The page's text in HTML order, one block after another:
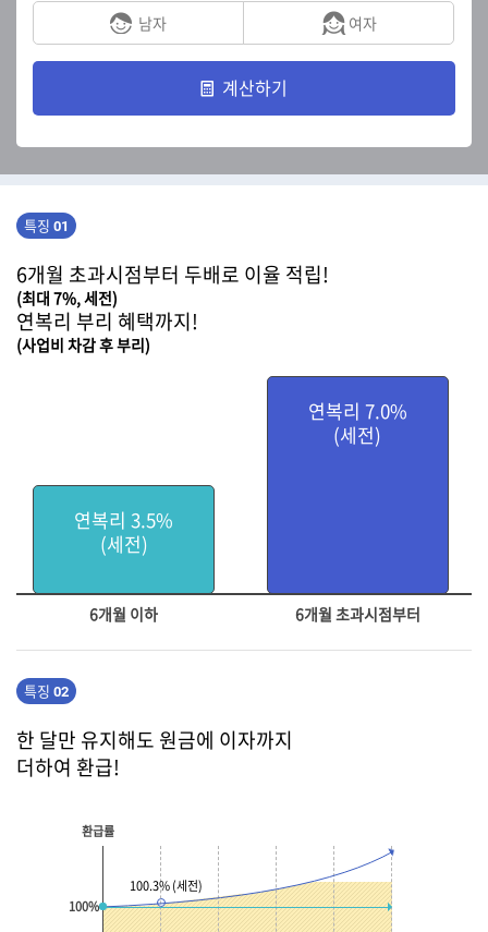
험
남자 여자
계산하기
특징 01
6개월 초과시점부터 두배로 이율 적립!
(최대 7%, 세전)
연복리 부리 혜택까지!
(사업비 차감 후 부리)
연복리 3.5%
(세전)
6개월 이하
연복리 7.0%
(세전)
6개월 초과시점부터
특징 02
한 달만 유지해도 원금에 이자까지
더하여 환급!
환급률
100%
100.3% (세전)